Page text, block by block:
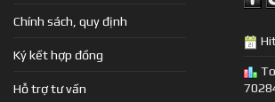
Chính sách, quy định
Ký kết hợp đồng
Hỗ trợ tư vấn